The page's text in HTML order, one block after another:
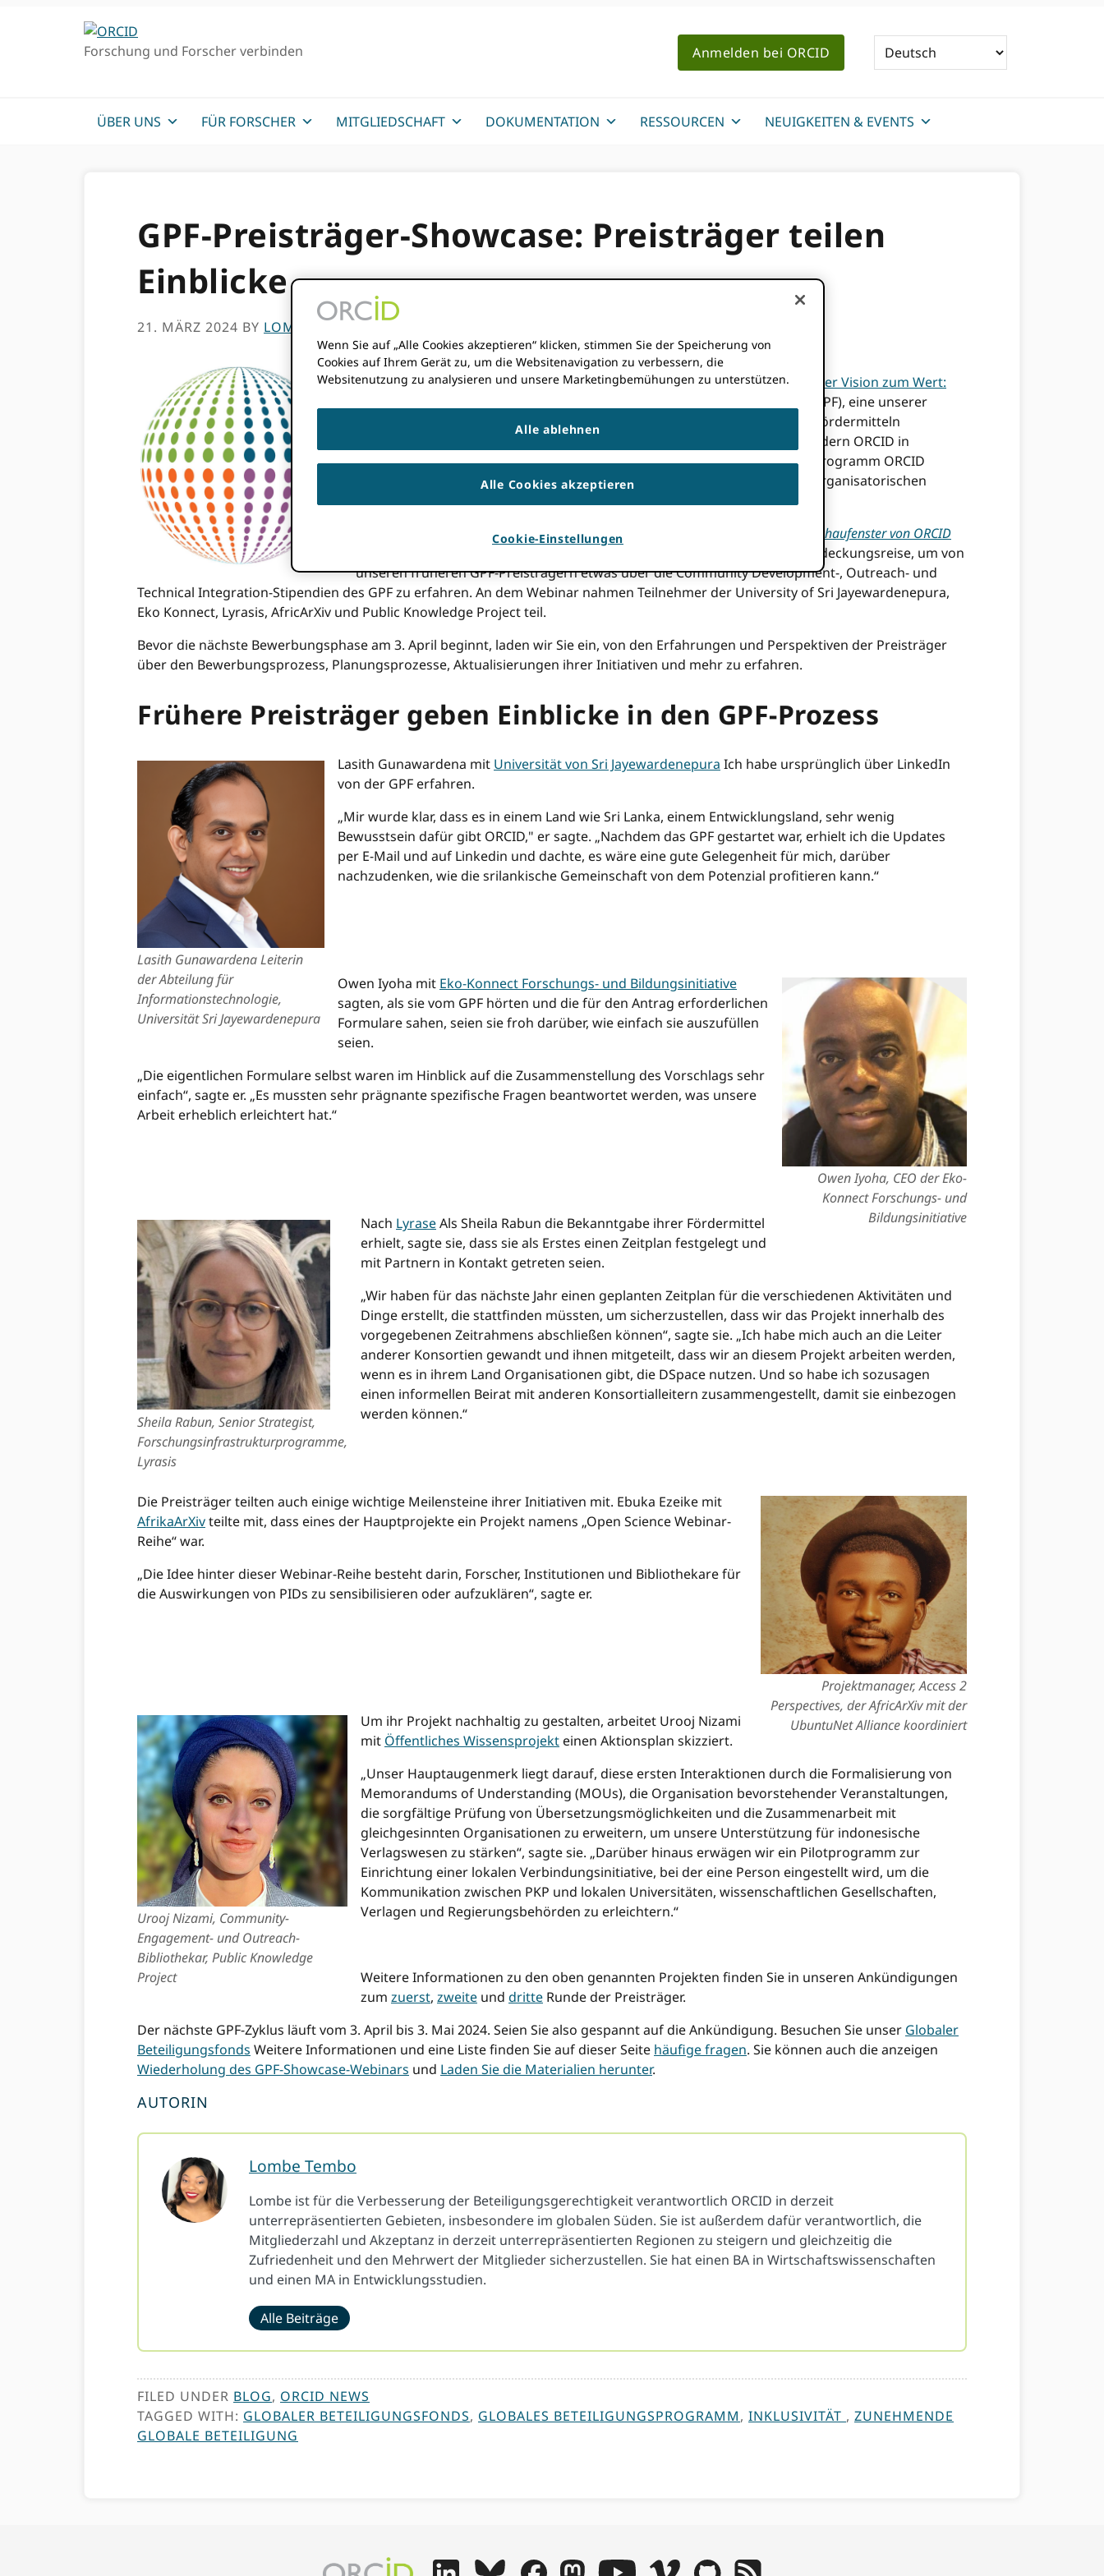
HauptnavigationForschung und Forscher verbinden Anmelden bei ORCID
ÜBER UNS FÜR FORSCHER MITGLIEDSCHAFT DOKUMENTATION RESSOURCEN NEUIGKEITEN & EVENTS
GPF-Preisträger-Showcase: Preisträger teilen
Einblicke
21. MÄRZ 2024 BY LOMBE TEMBO
Soll eines davon erfüllen ORCIDDie vier Prioritäten sind in aufgeführt Von der Vision zum Wert:
(GPF), eine unserer
Globales Beteiligungsprogramm
(GPP) hat 15 Institutionen mit Fördermitteln
ausgestattet, um das Verständnis zu verbessern und die Einführung zu fördern ORCID in
unterrepräsentierten Ländern des globalen Südens. Seit 2022 hilft dieses Programm ORCID
Erhöhung der weltweiten Beteiligung durch Behebung von Lücken in der organisatorischen
Unser aktuelles GPF-Webinar,Vorreiter des Wandels auf der ganzen Welt: Ein Schaufenster von ORCID
nahm die Zuschauer mit auf eine Entdeckungsreise, um von
unseren früheren GPF-Preisträgern etwas über die Community Development-, Outreach- und
Technical Integration-Stipendien des GPF zu erfahren. An dem Webinar nahmen Teilnehmer der University of Sri Jayewardenepura,
Eko Konnect, Lyrasis, AfricArXiv und Public Knowledge Project teil.
Bevor die nächste Bewerbungsphase am 3. April beginnt, laden wir Sie ein, von den Erfahrungen und Perspektiven der Preisträger
über den Bewerbungsprozess, Planungsprozesse, Aktualisierungen ihrer Initiativen und mehr zu erfahren.
Frühere Preisträger geben Einblicke in den GPF-Prozess
Lasith Gunawardena Leiterin
der Abteilung für
Informationstechnologie,
Universität Sri Jayewardenepura
Lasith Gunawardena mit Universität von Sri Jayewardenepura Ich habe ursprünglich über LinkedIn
von der GPF erfahren.
„Mir wurde klar, dass es in einem Land wie Sri Lanka, einem Entwicklungsland, sehr wenig
Bewusstsein dafür gibt ORCID," er sagte. „Nachdem das GPF gestartet war, erhielt ich die Updates
per E-Mail und auf Linkedin und dachte, es wäre eine gute Gelegenheit für mich, darüber
nachzudenken, wie die srilankische Gemeinschaft von dem Potenzial profitieren kann.“
Owen Iyoha, CEO der Eko-
Konnect Forschungs- und
Bildungsinitiative
Owen Iyoha mit Eko-Konnect Forschungs- und Bildungsinitiative
sagten, als sie vom GPF hörten und die für den Antrag erforderlichen
Formulare sahen, seien sie froh darüber, wie einfach sie auszufüllen
seien.
„Die eigentlichen Formulare selbst waren im Hinblick auf die Zusammenstellung des Vorschlags sehr
einfach“, sagte er. „Es mussten sehr prägnante spezifische Fragen beantwortet werden, was unsere
Arbeit erheblich erleichtert hat.“
Sheila Rabun, Senior Strategist,
Forschungsinfrastrukturprogramme,
Lyrasis
Nach LyraseAls Sheila Rabun die Bekanntgabe ihrer Fördermittel
erhielt, sagte sie, dass sie als Erstes einen Zeitplan festgelegt und
mit Partnern in Kontakt getreten seien.
„Wir haben für das nächste Jahr einen geplanten Zeitplan für die verschiedenen Aktivitäten und
Dinge erstellt, die stattfinden müssten, um sicherzustellen, dass wir das Projekt innerhalb des
vorgegebenen Zeitrahmens abschließen können“, sagte sie. „Ich habe mich auch an die Leiter
anderer Konsortien gewandt und ihnen mitgeteilt, dass wir an diesem Projekt arbeiten werden,
wenn es in ihrem Land Organisationen gibt, die DSpace nutzen. Und so habe ich sozusagen
einen informellen Beirat mit anderen Konsortialleitern zusammengestellt, damit sie einbezogen
werden können.“
Projektmanager, Access 2
Perspectives, der AfricArXiv mit der
UbuntuNet Alliance koordiniert
Die Preisträger teilten auch einige wichtige Meilensteine ​​ihrer Initiativen mit. Ebuka Ezeike mit
AfrikaArXivteilte mit, dass eines der Hauptprojekte ein Projekt namens „Open Science Webinar-
Reihe“ war.
„Die Idee hinter dieser Webinar-Reihe besteht darin, Forscher, Institutionen und Bibliothekare für
die Auswirkungen von PIDs zu sensibilisieren oder aufzuklären“, sagte er.
Urooj Nizami, Community-
Engagement- und Outreach-
Bibliothekar, Public Knowledge
Project
Um ihr Projekt nachhaltig zu gestalten, arbeitet Urooj Nizami
mit Öffentliches Wissensprojekt einen Aktionsplan skizziert.
„Unser Hauptaugenmerk liegt darauf, diese ersten Interaktionen durch die Formalisierung von
Memorandums of Understanding (MOUs), die Organisation bevorstehender Veranstaltungen,
die sorgfältige Prüfung von Übersetzungsmöglichkeiten und die Zusammenarbeit mit
gleichgesinnten Organisationen zu erweitern, um unsere Unterstützung für indonesische
Verlagswesen zu stärken“, sagte sie. „Darüber hinaus erwägen wir ein Pilotprogramm zur
Einrichtung einer lokalen Verbindungsinitiative, bei der eine Person eingestellt wird, um die
Kommunikation zwischen PKP und lokalen Universitäten, wissenschaftlichen Gesellschaften,
Verlagen und Regierungsbehörden zu erleichtern.“
Weitere Informationen zu den oben genannten Projekten finden Sie in unseren Ankündigungen
zum zuerst, zweite und dritte Runde der Preisträger.
Der nächste GPF-Zyklus läuft vom 3. April bis 3. Mai 2024. Seien Sie also gespannt auf die Ankündigung. Besuchen Sie unser Globaler
Beteiligungsfonds Weitere Informationen und eine Liste finden Sie auf dieser Seite häufige fragen. Sie können auch die anzeigen
Wiederholung des GPF-Showcase-Webinars und Laden Sie die Materialien herunter.
AUTORIN
Lombe Tembo
Lombe ist für die Verbesserung der Beteiligungsgerechtigkeit verantwortlich ORCID in derzeit
unterrepräsentierten Gebieten, insbesondere im globalen Süden. Sie ist außerdem dafür verantwortlich, die
Mitgliederzahl und Akzeptanz in derzeit unterrepräsentierten Regionen zu steigern und gleichzeitig die
Zufriedenheit und den Mehrwert der Mitglieder sicherzustellen. Sie hat einen BA in Wirtschaftswissenschaften
und einen MA in Entwicklungsstudien.
Alle Beiträge
FILED UNDER BLOG, ORCID NEWS
TAGGED WITH: GLOBALER BETEILIGUNGSFONDS, GLOBALES BETEILIGUNGSPROGRAMM, INKLUSIVITÄT , ZUNEHMENDE
GLOBALE BETEILIGUNG
Wenn Sie auf „Alle Cookies akzeptieren“ klicken, stimmen Sie der Speicherung von
Cookies auf Ihrem Gerät zu, um die Websitenavigation zu verbessern, die
Websitenutzung zu analysieren und unsere Marketingbemühungen zu unterstützen.
Alle ablehnen
Alle Cookies akzeptieren
Cookie-Einstellungen